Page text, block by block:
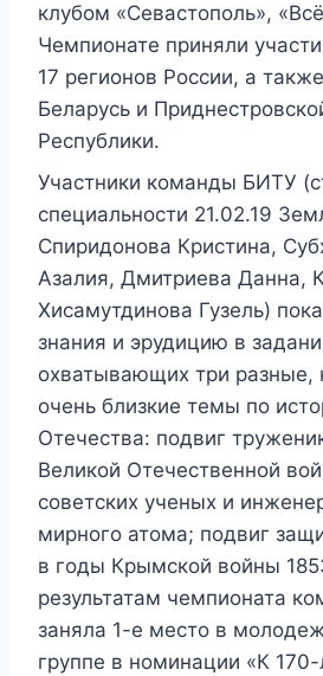
клубом «Севастополь»,
Чемпионате приняли
17 регионов России, а
Беларусь и
Республики.
Участники команды БИТУ
специальности 21.02.19
Спиридонова Кристина,
Азалия, Дмитриева Данна,
Хисамутдинова Гузель)
знания и эрудицию в
охватывающих три разные,
очень близкие темы по
Отечества: подвиг
Великой Отечественной
советских ученых и
мирного атома; подвиг
в годы Крымской войны
результатам чемпионата
заняла 1-е место в
группе в номинации «К